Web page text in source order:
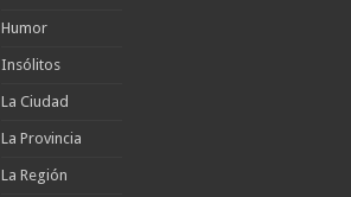
Humor
Insólitos
La Ciudad
La Provincia
La Región